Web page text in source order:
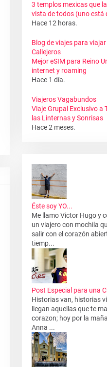
3 templos mexicas que
vista de todos (uno está
Hace 12 horas.
Blog de viajes para
Callejeros
Mejor eSIM para Reino
internet y roaming
Hace 1 día.
Viajeros Vagabundos
Viaje Grupal Exclusivo a
las Linternas y Sonrisas
Hace 2 meses.
Éste soy YO...
Me llamo Victor Hugo y
un viajero con mochila
salir con el corazón
tiemp...
Post Especial para una
Historias van, historias
llegan aquellas que te
corazon; hoy por la
Anna ...